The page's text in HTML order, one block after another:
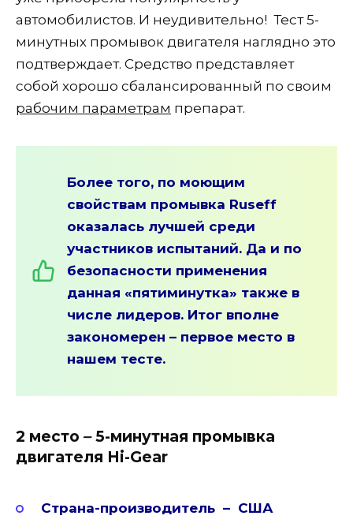
автомобилистов. И неудивительно! Тест 5-
минутных промывок двигателя наглядно это
подтверждает. Средство представляет
собой хорошо сбалансированный по своим
рабочим параметрам препарат.
Более того, по моющим
свойствам промывка Ruseff
оказалась лучшей среди
участников испытаний. Да и по
безопасности применения
данная «пятиминутка» также в
числе лидеров. Итог вполне
закономерен – первое место в
нашем тесте.
2 место –5-минутная промывка
двигателя Hi-Gear
Страна-производитель – США